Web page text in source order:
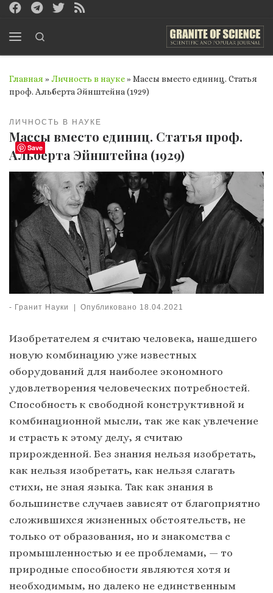
Перейти к содержимому
Главная » Личность в науке» Массы вместо единиц. Статья
проф. Альберта Эйнштейна (1929)
ЛИЧНОСТЬ В НАУКЕ
Массы вместо единиц. Статья проф.
Альберта Эйнштейна (1929)
- Гранит Науки | Опубликовано 18.04.2021
Изобретателем я считаю человека, нашедшего
новую комбинацию уже известных
оборудований для наиболее экономного
удовлетворения человеческих потребностей.
Способность к свободной конструктивной и
комбинационной мысли, так же как увлечение
и страсть к этому делу, я считаю
прирожденной. Без знания нельзя изобретать,
как нельзя изобретать, как нельзя слагать
стихи, не зная языка. Так как знания в
большинстве случаев зависят от благоприятно
сложившихся жизненных обстоятельств, не
только от образования, но и знакомства с
промышленностью и ее проблемами, — то
природные способности являются хотя и
необходимым, но далеко не единственным
Save